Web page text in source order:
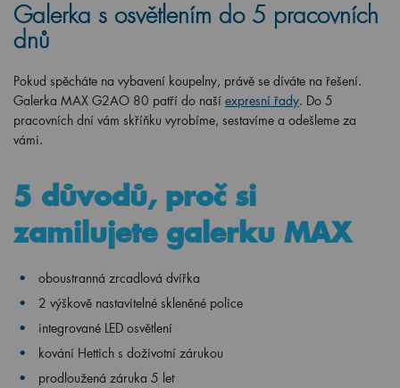
Galerka s osvětlením do 5 pracovních
dnů
Pokud spěcháte na vybavení koupelny, právě se díváte na řešení.
Galerka MAX G2AO 80 patří do naší expresní řady. Do 5
pracovních dní vám skříňku vyrobíme, sestavíme a odešleme za
vámi.
5 důvodů, proč si
zamilujete galerku MAX
oboustranná zrcadlová dvířka
2 výškově nastavitelné skleněné police
integrované LED osvětlení
kování Hettich s doživotní zárukou
prodloužená záruka 5 let